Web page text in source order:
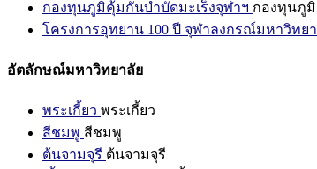
กองทุนภูมิคุ้มกันบำบัดมะเร็งจุฬาฯ กองทุนภูมิ
โครงการอุทยาน 100 ปี จุฬาลงกรณ์มหาวิทย
อัตลักษณ์มหาวิทยาลัย
พระเกี้ยว พระเกี้ยว
สีชมพู สีชมพู
ต้นจามจุรี ต้นจามจุรี